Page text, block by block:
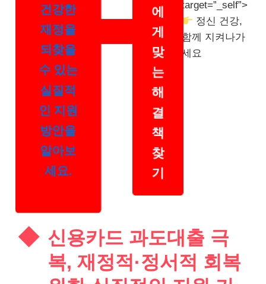
건강한
재정을
되찾을
수 있는
실질적
인 지원
방안을
알아보
세요.
에
게
맞
는
해
결
책
찾
기
target=”_self”>
정신 건강,
함께 지켜나가
세요
신용카드 과도대출 극
복, 재정적·정서적 회복